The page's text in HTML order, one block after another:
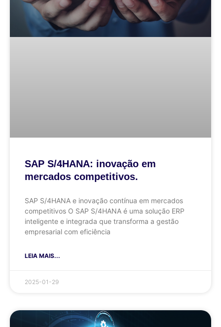
SAP S/4HANA: inovação em
mercados competitivos.
SAP S/4HANA e inovação contínua em mercados
competitivos O SAP S/4HANA é uma solução ERP
inteligente e integrada que transforma a gestão
empresarial com eficiência
LEIA MAIS...
2025-01-29